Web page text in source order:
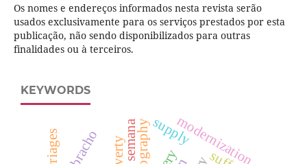
Os nomes e endereços informados nesta revista serão
usados exclusivamente para os serviços prestados por esta
publicação, não sendo disponibilizados para outras
finalidades ou à terceiros.
KEYWORDS
supplymodernization